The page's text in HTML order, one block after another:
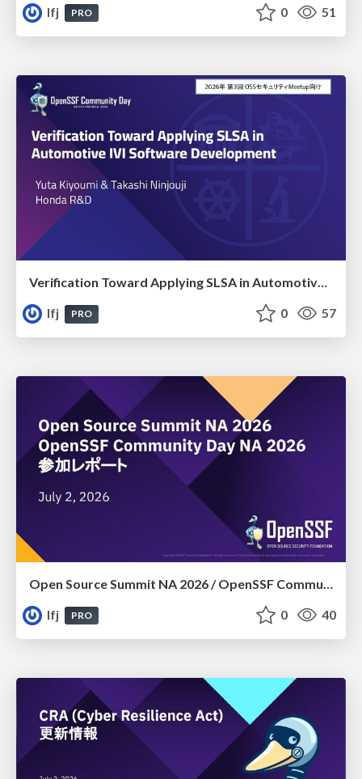
lfj
PRO 0 51
Verification Toward Applying SLSA in Automotive IVI Software Development
lfj
PRO 0 57
Open Source Summit NA 2026​ /​ OpenSSF Community Day NA 2026 参加レポート
lfj
PRO 0 40